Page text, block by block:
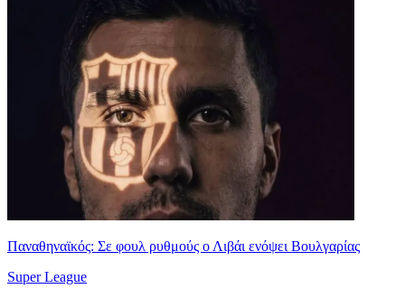
Παναθηναϊκός: Σε φουλ ρυθμούς ο Λιβάι ενόψει Βουλγαρίας
Super League